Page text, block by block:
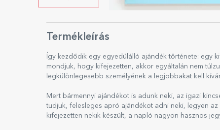
Termékleírás
Így kezdődik egy egyedülálló ajándék története: egy
mondjuk, hogy kifejezetten, akkor egyáltalán nem
legkülönlegesebb személyének a legjobbakat kell
Mert bármennyi ajándékot is adunk neki, az igazi
tudjuk, felesleges apró ajándékot adni neki, legyen
kifejezetten nekik készült, a napló nagyon hasznos